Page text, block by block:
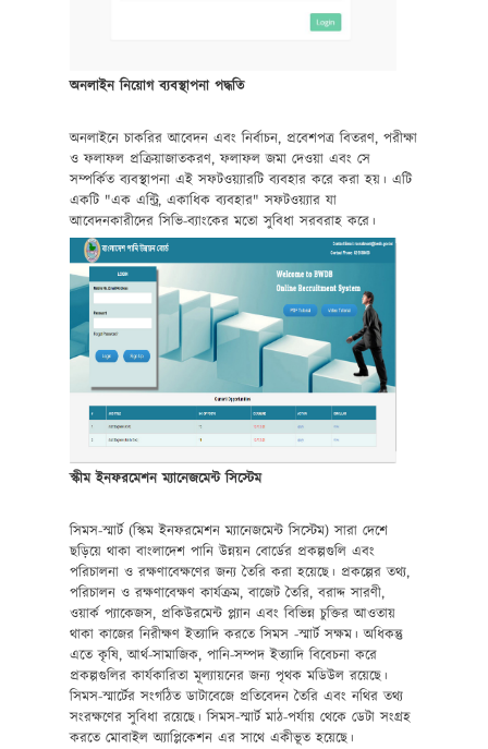
অনলাইন নিয়োগ ব্যবস্থাপনা পদ্ধতি
অনলাইনে চাকরির আবেদন এবং নির্বাচন, প্রবেশপত্র বিতরণ, পরীক্ষা
ও ফলাফল প্রক্রিয়াজাতকরণ, ফলাফল জমা দেওয়া এবং সে
সম্পর্কিত ব্যবস্থাপনা এই সফটওয়্যারটি ব্যবহার করে করা হয়। এটি
একটি "এক এন্ট্রি, একাধিক ব্যবহার" সফটওয়্যার যা
আবেদনকারীদের সিভি-ব্যাংকের মতো সুবিধা সরবরাহ করে।
স্কীম ইনফরমেশন ম্যানেজমেন্ট সিস্টেম
সিমস-স্মার্ট (স্কিম ইনফরমেশন ম্যানেজমেন্ট সিস্টেম) সারা দেশে
ছড়িয়ে থাকা বাংলাদেশ পানি উন্নয়ন বোর্ডের প্রকল্পগুলি এবং
পরিচালনা ও রক্ষণাবেক্ষণের জন্য তৈরি করা হয়েছে। প্রকল্পের তথ্য,
পরিচালন ও রক্ষণাবেক্ষণ কার্যক্রম, বাজেট তৈরি, বরাদ্দ সারণী,
ওয়ার্ক প্যাকেজস, প্রকিউরমেন্ট প্ল্যান এবং বিভিন্ন চুক্তির আওতায়
থাকা কাজের নিরীক্ষণ ইত্যাদি করতে সিমস -স্মার্ট সক্ষম। অধিকন্তু
এতে কৃষি, আর্থ-সামাজিক, পানি-সম্পদ ইত্যাদি বিবেচনা করে
প্রকল্পগুলির কার্যকারিতা মূল্যায়নের জন্য পৃথক মডিউল রয়েছে।
সিমস-স্মার্টের সংগঠিত ডাটাবেজে প্রতিবেদন তৈরি এবং নথির তথ্য
সংরক্ষণের সুবিধা রয়েছে। সিমস-স্মার্ট মাঠ-পর্যায় থেকে ডেটা সংগ্রহ
করতে মোবাইল অ্যাপ্লিকেশন এর সাথে একীভূত হয়েছে।